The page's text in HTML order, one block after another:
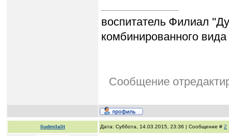
воспитатель Филиал
комбинированного
Сообщение
liudmilalit Дата: Суббота, 14.03.2015, 23:36 | Сообщение # 2